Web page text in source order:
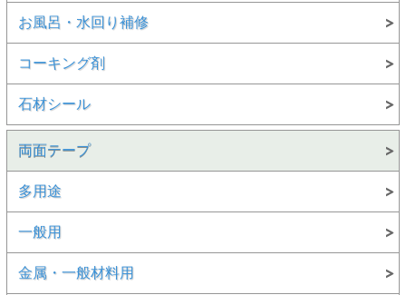
お風呂・水回り補修
コーキング剤
石材シール
両面テープ
多用途
一般用
金属・一般材料用